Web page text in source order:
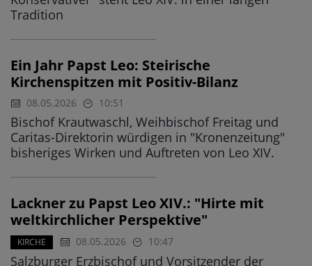
Tradition
Ein Jahr Papst Leo: Steirische
Kirchenspitzen mit Positiv-Bilanz
08.05.2026 10:51
Bischof Krautwaschl, Weihbischof Freitag und
Caritas-Direktorin würdigen in "Kronenzeitung"
bisheriges Wirken und Auftreten von Leo XIV.
Lackner zu Papst Leo XIV.: "Hirte mit
weltkirchlicher Perspektive"
KIRCHE 08.05.2026 10:47
Salzburger Erzbischof und Vorsitzender der